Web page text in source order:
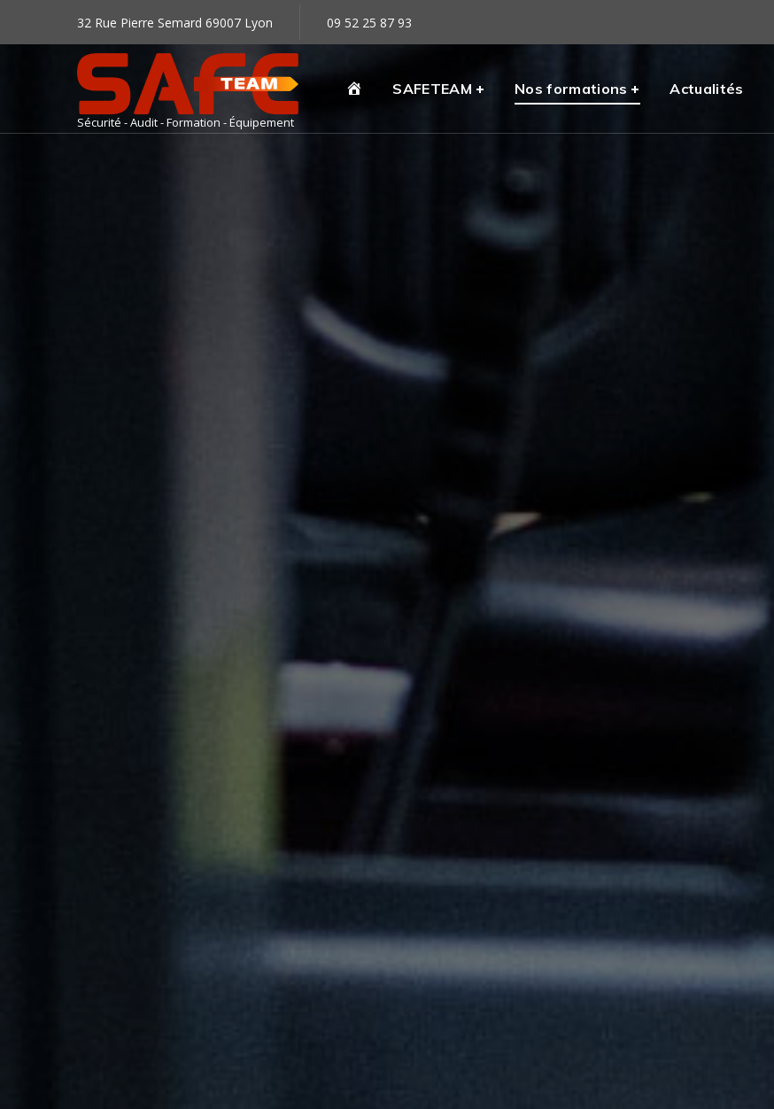
32 Rue Pierre Semard 69007 Lyon 09 52 25 87 93
AccueilSAFETEAM Nos formations Actualités